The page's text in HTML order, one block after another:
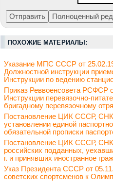
ПОХОЖИЕ МАТЕРИАЛЫ:
Указание МПС СССР от
Должностной инструкции
Инструкции по ведению
Приказ Реввоенсовета РСФСР
Инструкции перевязочно-
бригадному перевязочному
Постановление ЦИК СССР,
установлении единой
обязательной прописки
Постановление ЦИК СССР,
российских подданных,
г. и принявших иностранное граж
Указ Президента СССР от
советских спортсменов к